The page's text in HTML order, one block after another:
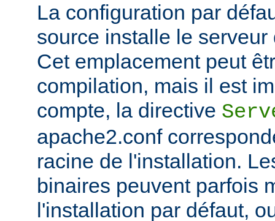
La configuration par
source installe le
Cet emplacement peut
compilation, mais il est
compte, la directive
apache2.conf
racine de l'installation.
binaires peuvent parfois
l'installation par défaut,